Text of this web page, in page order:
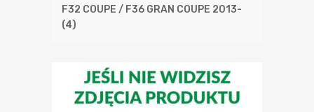
F32 COUPE / F36 GRAN COUPE 2013-
(4)